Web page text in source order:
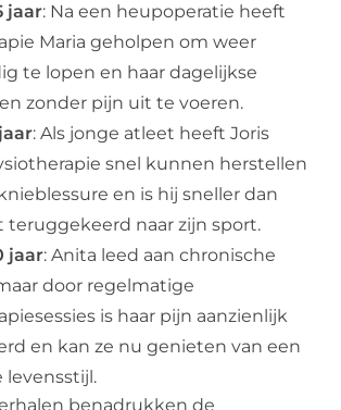
jaar: Na een heupoperatie heeft
Maria geholpen om weer
te lopen en haar dagelijkse
zonder pijn uit te voeren.
: Als jonge atleet heeft Joris
snel kunnen herstellen
en is hij sneller dan
teruggekeerd naar zijn sport.
jaar: Anita leed aan chronische
door regelmatige
is haar pijn aanzienlijk
en kan ze nu genieten van een
levensstijl.
benadrukken de